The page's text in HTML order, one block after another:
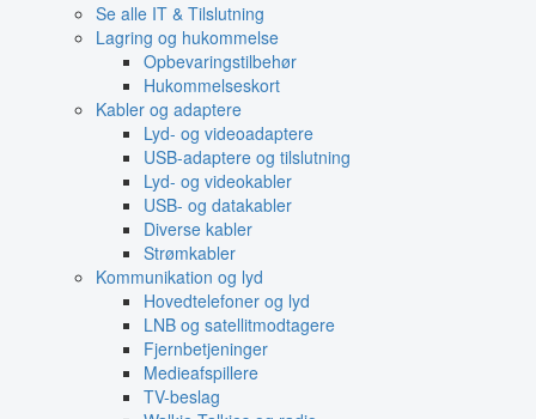
Se alle IT & Tilslutning
Lagring og hukommelse
Opbevaringstilbehør
Hukommelseskort
Kabler og adaptere
Lyd- og videoadaptere
USB-adaptere og tilslutning
Lyd- og videokabler
USB- og datakabler
Diverse kabler
Strømkabler
Kommunikation og lyd
Hovedtelefoner og lyd
LNB og satellitmodtagere
Fjernbetjeninger
Medieafspillere
TV-beslag